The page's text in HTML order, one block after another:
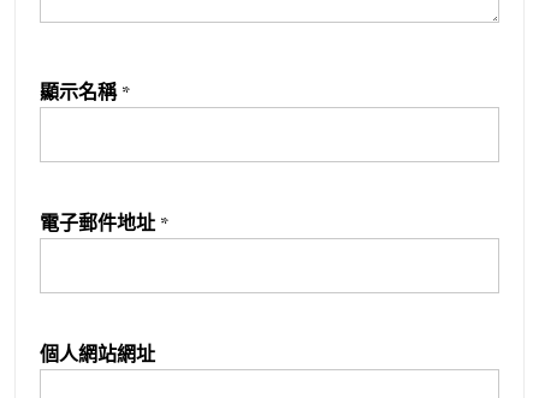
顯示名稱 *
電子郵件地址 *
個人網站網址